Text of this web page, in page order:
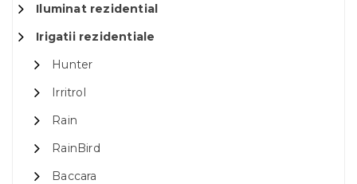
Iluminat rezidential
Irigatii rezidentiale
Hunter
Irritrol
Rain
RainBird
Baccara